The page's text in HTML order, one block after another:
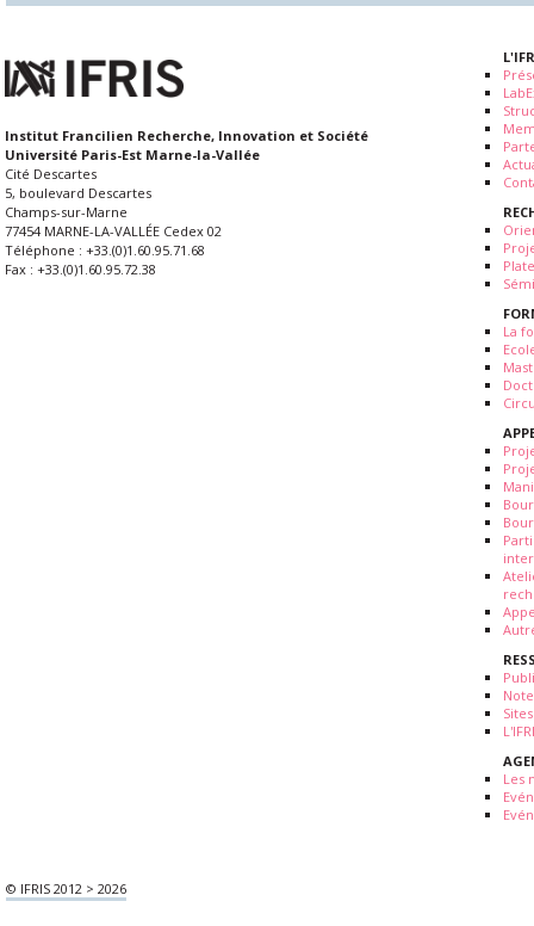
Institut Francilien Recherche, Innovation et Société
Université Paris-Est Marne-la-Vallée
Cité Descartes
5, boulevard Descartes
Champs-sur-Marne
77454 MARNE-LA-VALLÉE Cedex 02
Téléphone : +33.(0)1.60.95.71.68
Fax : +33.(0)1.60.95.72.38
La
Les
© IFRIS 2012 > 2026